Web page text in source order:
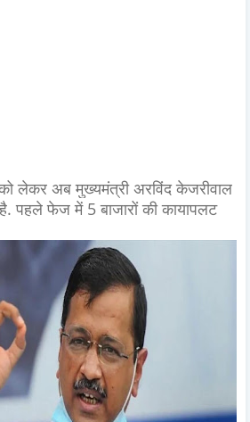
को लेकर अब मुख्यमंत्री अरविंद केजरीवाल
पहले फेज में 5 बाजारों की कायापलट